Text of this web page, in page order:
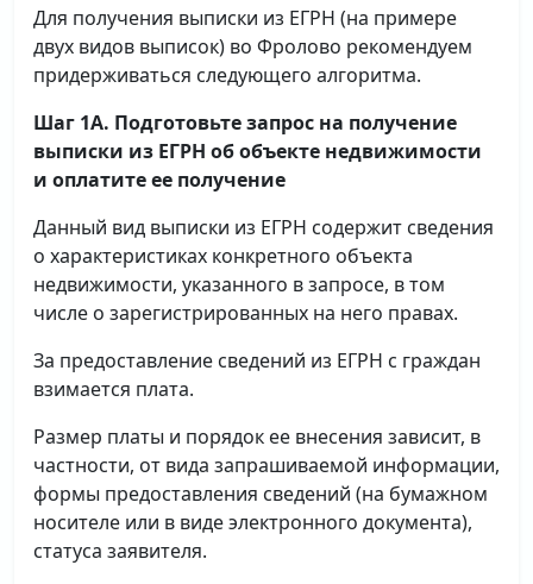
Для получения выписки из ЕГРН (на примере
двух видов выписок) во Фролово рекомендуем
придерживаться следующего алгоритма.
Шаг 1А. Подготовьте запрос на получение
выписки из ЕГРН об объекте недвижимости
и оплатите ее получение
Данный вид выписки из ЕГРН содержит сведения
о характеристиках конкретного объекта
недвижимости, указанного в запросе, в том
числе о зарегистрированных на него правах.
За предоставление сведений из ЕГРН с граждан
взимается плата.
Размер платы и порядок ее внесения зависит, в
частности, от вида запрашиваемой информации,
формы предоставления сведений (на бумажном
носителе или в виде электронного документа),
статуса заявителя.